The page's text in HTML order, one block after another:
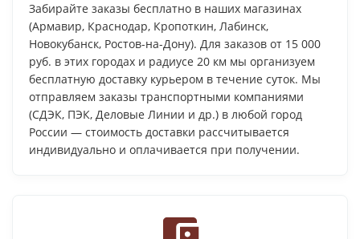
Забирайте заказы бесплатно в наших магазинах
(Армавир, Краснодар, Кропоткин, Лабинск,
Новокубанск, Ростов-на-Дону). Для заказов от 15 000
руб. в этих городах и радиусе 20 км мы организуем
бесплатную доставку курьером в течение суток. Мы
отправляем заказы транспортными компаниями
(СДЭК, ПЭК, Деловые Линии и др.) в любой город
России — стоимость доставки рассчитывается
индивидуально и оплачивается при получении.